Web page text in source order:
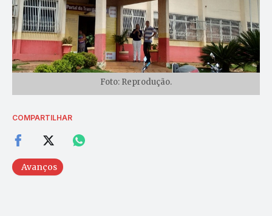
Foto: Reprodução.
COMPARTILHAR
Avanços